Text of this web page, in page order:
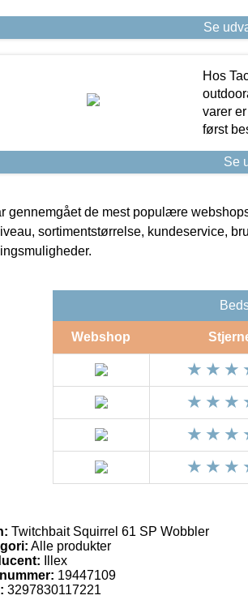
Se
Hos
varer
først
Se
gennemgået de mest populære
sortimentstørrelse, kundeservice,
Webshop
Twitchbait Squirrel 61 SP Wobbler
Alle produkter
Illex
19447109
3297830117221